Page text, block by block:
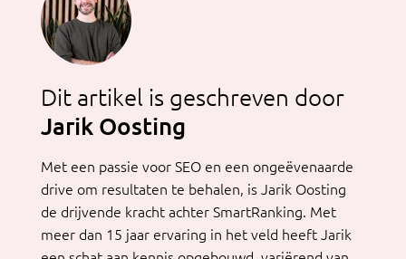
Dit artikel is geschreven door
Jarik Oosting
Met een passie voor SEO en een ongeëvenaarde
drive om resultaten te behalen, is Jarik Oosting
de drijvende kracht achter SmartRanking. Met
meer dan 15 jaar ervaring in het veld heeft Jarik